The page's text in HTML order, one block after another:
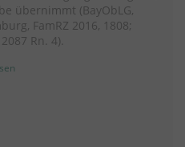
übernimmt (BayObLG,
FamRZ 2016, 1808;
Rn. 4).